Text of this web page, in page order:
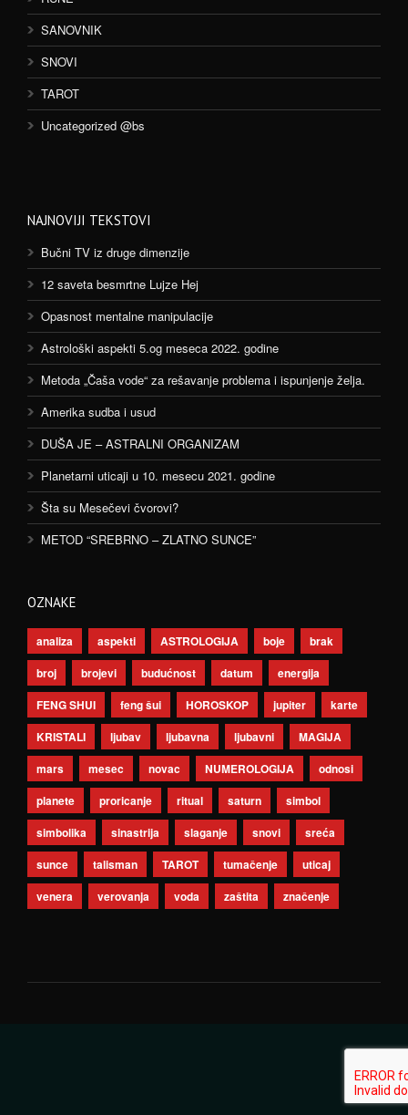
SANOVNIK
SNOVI
TAROT
Uncategorized @bs
NAJNOVIJI TEKSTOVI
Bučni TV iz druge dimenzije
12 saveta besmrtne Lujze Hej
Opasnost mentalne manipulacije
Astrološki aspekti 5.og meseca 2022. godine
Metoda „Čaša vode“ za rešavanje problema i ispunjenje želja.
Amerika sudba i usud
DUŠA JE – ASTRALNI ORGANIZAM
Planetarni uticaji u 10. mesecu 2021. godine
Šta su Mesečevi čvorovi?
METOD “SREBRNO – ZLATNO SUNCE”
OZNAKE
analiza aspekti ASTROLOGIJA boje
brak
broj
brojevi budućnost datum
energija
FENG SHUI
feng šui HOROSKOP jupiter
karte
KRISTALI
ljubav ljubavna ljubavni
MAGIJA
mars
mesec novac NUMEROLOGIJA
odnosi
planete
proricanje ritual saturn
simbol
simbolika
sinastrija slaganje snovi
sreća
sunce
talisman TAROT tumačenje
uticaj
venera
verovanja voda zaštita značenje